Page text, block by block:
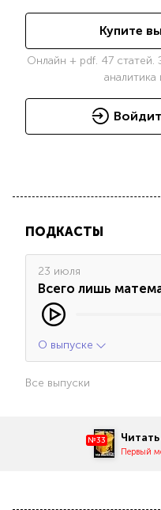
Купите
Онлайн + pdf. 47
ПОДКАСТЫ
23 июля
Всего лишь
О выпуске
Все выпуски
№33 Читать
Первый